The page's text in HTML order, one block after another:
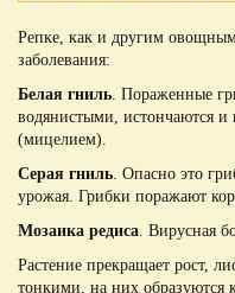
Репке, как и другим
заболевания:
Белая гниль . Пораженные
водянистыми, истончаются
(мицелием).
Серая гниль . Опасно это
урожая. Грибки поражают
Мозаика редиса . Вирусная
Растение прекращает рост,
тонкими, на них образуются